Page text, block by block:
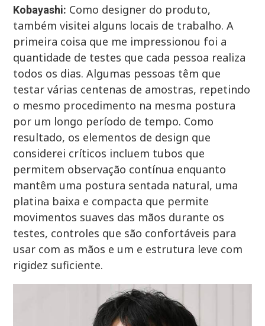
Kobayashi: Como designer do produto,
também visitei alguns locais de trabalho. A
primeira coisa que me impressionou foi a
quantidade de testes que cada pessoa realiza
todos os dias. Algumas pessoas têm que
testar várias centenas de amostras, repetindo
o mesmo procedimento na mesma postura
por um longo período de tempo. Como
resultado, os elementos de design que
considerei críticos incluem tubos que
permitem observação contínua enquanto
mantêm uma postura sentada natural, uma
platina baixa e compacta que permite
movimentos suaves das mãos durante os
testes, controles que são confortáveis ​​para
usar com as mãos e um e estrutura leve com
rigidez suficiente.